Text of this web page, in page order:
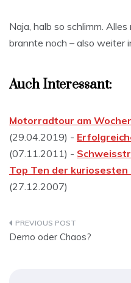
Naja, halb so schlimm.
brannte noch – also weiter
Auch Interessant:
Motorradtour am
(29.04.2019) -
(07.11.2011) -
Top Ten der
(27.12.2007)
Demo oder Chaos?